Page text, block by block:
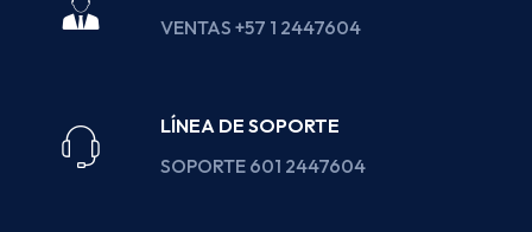
VENTAS +57 1 2447604
LÍNEA DE SOPORTE
SOPORTE 601 2447604